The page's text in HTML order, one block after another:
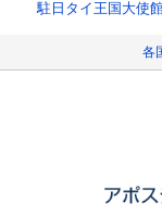
駐日タイ王国大使
各